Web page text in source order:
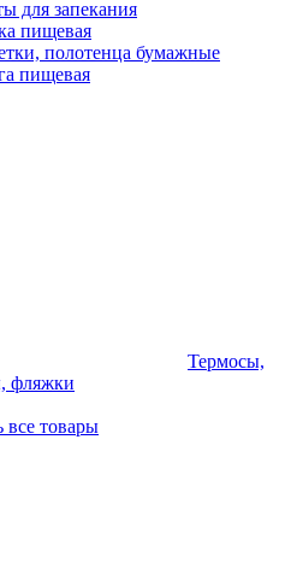
для запекания
пищевая
полотенца бумажные
пищевая
Термосы,
фляжки
все товары